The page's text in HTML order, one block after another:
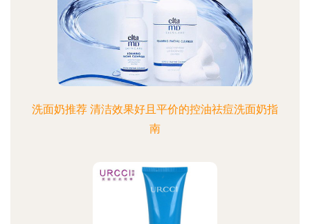
洗面奶推荐 清洁效果好且平价的控油祛痘洗面奶指
南